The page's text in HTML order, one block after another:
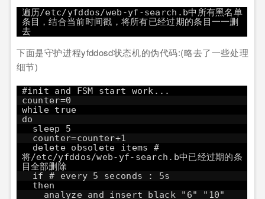
遍历/etc/yfddos/web-yf-search.b中所有黑名单
条目，结合当前时间戳，将所有已经过期的条目一一删
去
下面是守护进程yfddosd状态机的伪代码:(略去了一些处理
细节)
#init and FSM start work...
counter=0
while true
do
sleep 5
counter=counter+1
delete obsolete items #
将/etc/yfddos/web-yf-search.b中已经过期的条
目全部删除
if # every 5 seconds : 5s
then
analyze_and_insert_black "6" "10"